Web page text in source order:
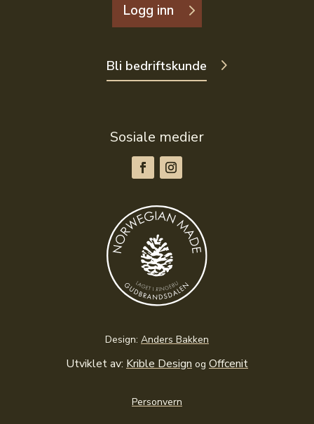
Logg inn
Bli bedriftskunde
Sosiale medier
Design: Anders Bakken
Utviklet av: Krible Design og Offcenit
Personvern